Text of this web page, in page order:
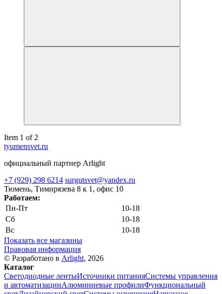
Item 1 of 2
tyumensvet.ru
официальный партнер Arlight
+7 (929) 298 6214 surgutsvet@yandex.ru
Тюмень, Тимирязева 8 к 1, офис 10
Работаем:
Пн-Пт
10-18
Сб
10-18
Вс
10-18
Показать все магазины
Правовая информация
© Разработано в Arlight, 2026
Каталог
Светодиодные лентыИсточники питанияСистемы управления
и автоматизацииАлюминиевые профилиФункциональный